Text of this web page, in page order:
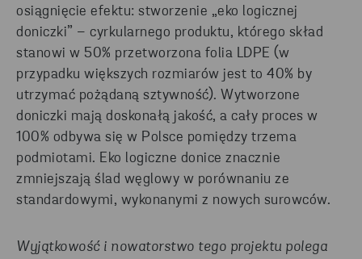
osiągnięcie efektu: stworzenie „eko logicznej
doniczki” – cyrkularnego produktu, którego skład
stanowi w 50% przetworzona folia LDPE (w
przypadku większych rozmiarów jest to 40% by
utrzymać pożądaną sztywność). Wytworzone
doniczki mają doskonałą jakość, a cały proces w
100% odbywa się w Polsce pomiędzy trzema
podmiotami. Eko logiczne donice znacznie
zmniejszają ślad węglowy w porównaniu ze
standardowymi, wykonanymi z nowych surowców.
Wyjątkowość i nowatorstwo tego projektu polega